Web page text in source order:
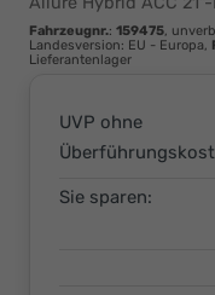
Ihr
Innovatives
Fahrzeugnr.: 159475 ,
Landesversion: EU - Europa,
Lieferantenlager
UVP ohne
Sie sparen: